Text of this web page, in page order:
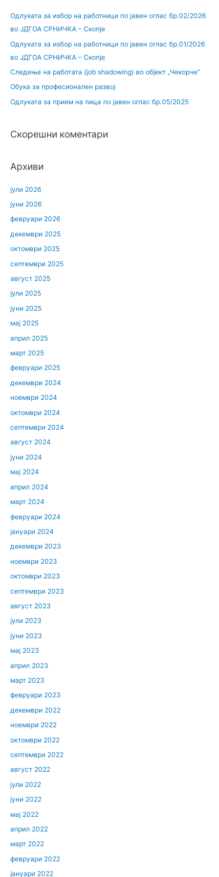
Одлуката за избор на работници по јавен оглас бр.02/2026
во ЈДГОА СРНИЧКА – Скопје
Одлуката за избор на работници по јавен оглас бр.01/2026
во ЈДГОА СРНИЧКА – Скопје
Следење на работата (job shadowing) во објект „Чекорче“
Обука за професионален развој
Одлуката за прием на лица по јавен оглас бр.05/2025
Скорешни коментари
Архиви
јули 2026
јуни 2026
февруари 2026
декември 2025
октомври 2025
септември 2025
август 2025
јули 2025
јуни 2025
мај 2025
април 2025
март 2025
февруари 2025
декември 2024
ноември 2024
октомври 2024
септември 2024
август 2024
јуни 2024
мај 2024
април 2024
март 2024
февруари 2024
јануари 2024
декември 2023
ноември 2023
октомври 2023
септември 2023
август 2023
јули 2023
јуни 2023
мај 2023
април 2023
март 2023
февруари 2023
декември 2022
ноември 2022
октомври 2022
септември 2022
август 2022
јули 2022
јуни 2022
мај 2022
април 2022
март 2022
февруари 2022
јануари 2022